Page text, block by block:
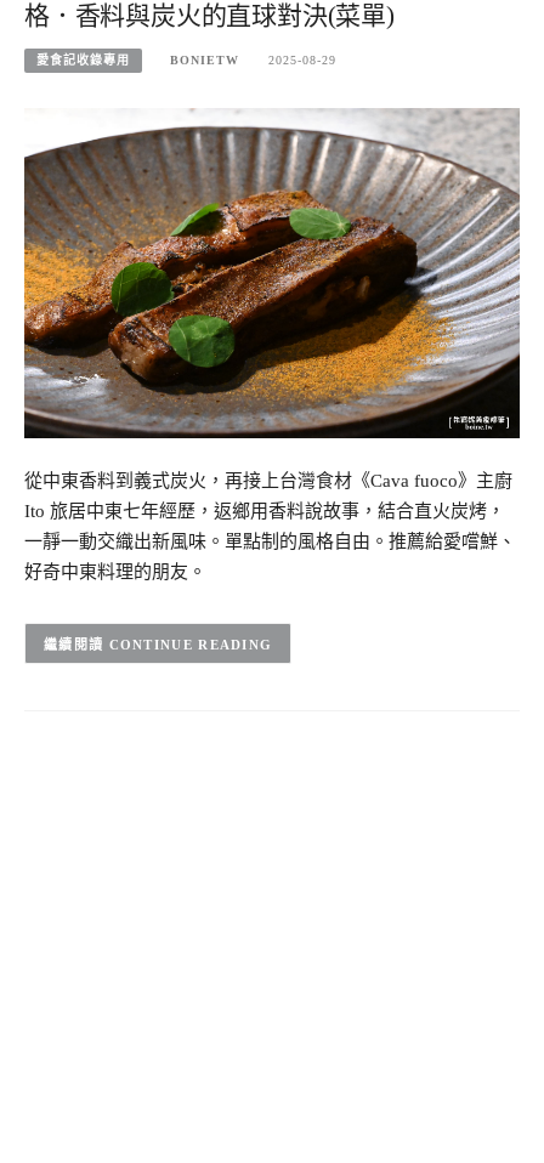
格．香料與炭火的直球對決(菜單)
愛食記收錄專用 BONIETW 2025-08-29
從中東香料到義式炭火，再接上台灣食材《Cava fuoco》主廚
Ito 旅居中東七年經歷，返鄉用香料說故事，結合直火炭烤，
一靜一動交織出新風味。單點制的風格自由。推薦給愛嚐鮮、
好奇中東料理的朋友。
CONTINUE READING